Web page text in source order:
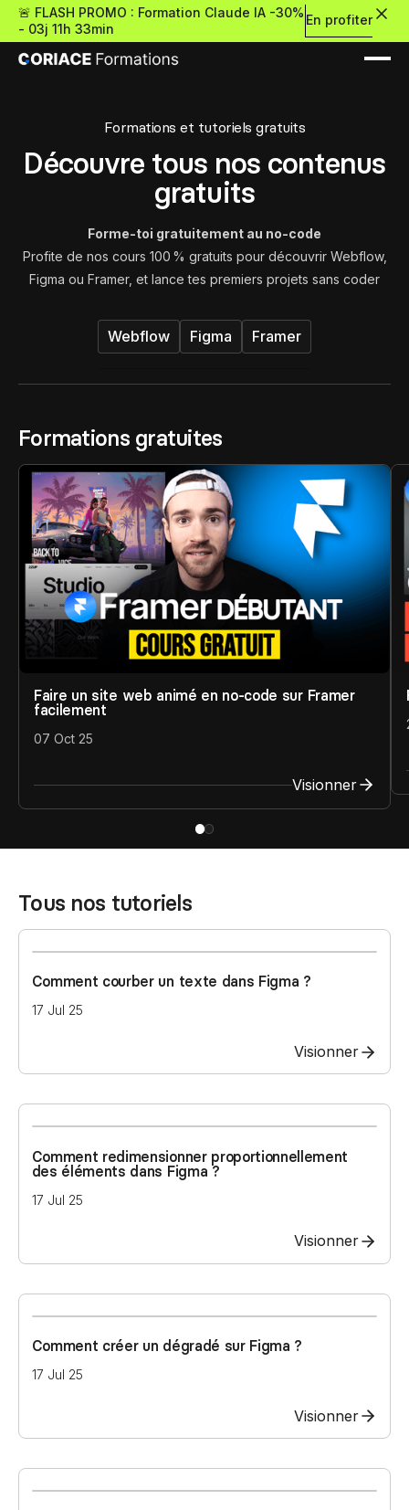
🚨 FLASH PROMO : Formation Claude IA -30%
- 03j 11h 33min
En profiter
Retour
Formations
Composants
Nos meilleurs
Ressources & actualités
Blog
Bibliothèque de
Rejoins nous sur
Contact
L'histoire de Coriace
L'équipe
Devenir affilié(e)
L'agence
Formations et tutoriels gratuits
Découvre tous nos contenus
gratuits
Forme-toi gratuitement au no-code
Profite de nos cours 100 % gratuits pour découvrir Webflow,
Figma ou Framer, et lance tes premiers projets sans coder
Webflow Figma Framer
Formations gratuites
Faire un site web animé en no-code sur Framer
facilement
07 Oct 25
Visionner
Tous nos tutoriels
Comment courber un texte dans Figma ?
17 Jul 25
Visionner
Comment redimensionner proportionnellement
des éléments dans Figma ?
17 Jul 25
Visionner
Comment créer un dégradé sur Figma ?
17 Jul 25
Visionner